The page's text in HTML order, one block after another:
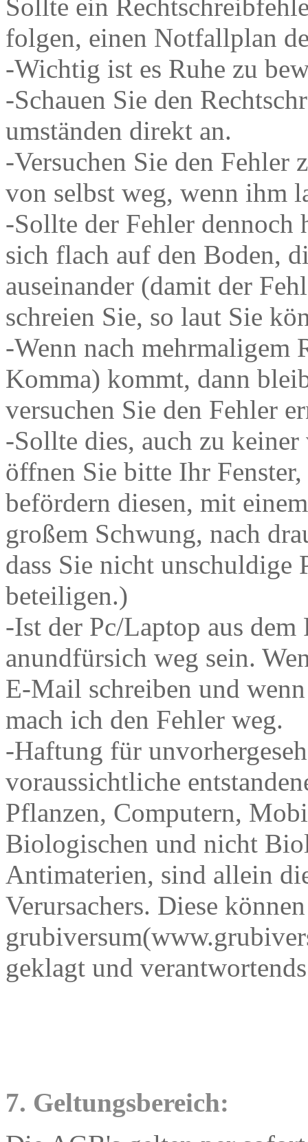
Sollte ein
folgen, einen Notfallplan
-Wichtig ist es Ruhe zu
-Schauen Sie den
umständen direkt an.
-Versuchen Sie den Fehler
von selbst weg, wenn ihm
-Sollte der Fehler dennoch
sich flach auf den Boden,
auseinander (damit der
schreien Sie, so laut Sie
-Wenn nach
Komma) kommt, dann
versuchen Sie den Fehler
-Sollte dies, auch zu
öffnen Sie bitte Ihr
befördern diesen, mit
großem Schwung, nach
dass Sie nicht unschuldige
beteiligen.)
-Ist der Pc/Laptop aus
anundfürsich weg sein.
E-Mail schreiben und
mach ich den Fehler weg.
-Haftung für
voraussichtliche
Pflanzen, Computern,
Biologischen und nicht
Antimaterien, sind allein
Verursachers. Diese
geklagt und
7. Geltungsbereich: